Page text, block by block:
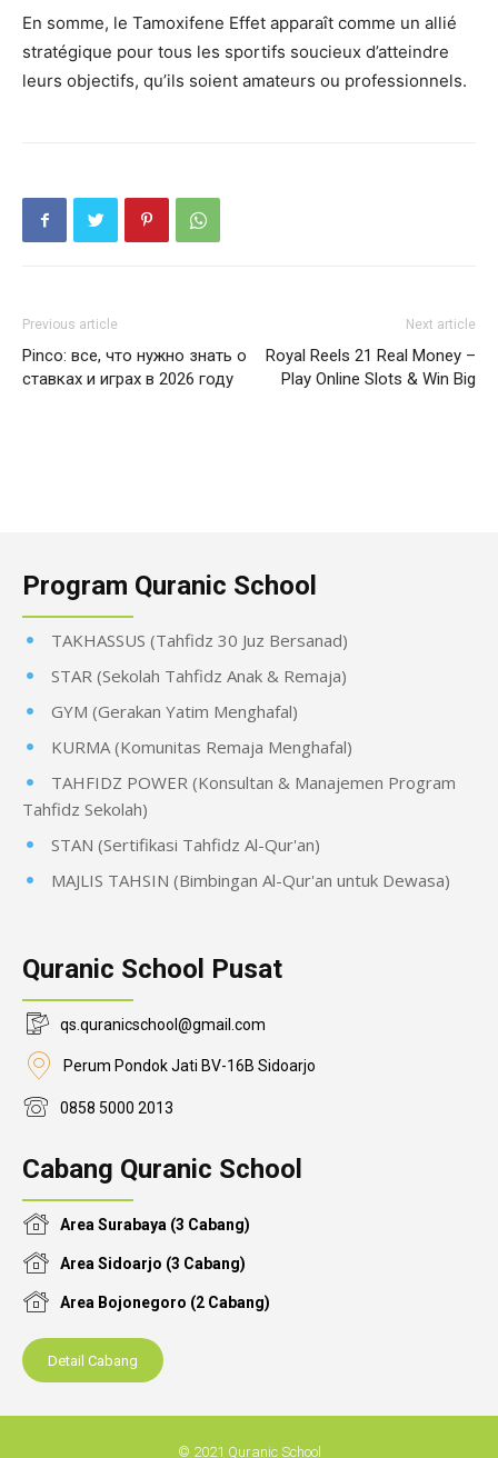
En somme, le Tamoxifene Effet apparaît comme un allié
stratégique pour tous les sportifs soucieux d’atteindre
leurs objectifs, qu’ils soient amateurs ou professionnels.
Previous article
Pinco: все, что нужно знать о
ставках и играх в 2026 году
Next article
Royal Reels 21 Real Money –
Play Online Slots & Win Big
Program Quranic School
TAKHASSUS (Tahfidz 30 Juz Bersanad)
STAR (Sekolah Tahfidz Anak & Remaja)
GYM (Gerakan Yatim Menghafal)
KURMA (Komunitas Remaja Menghafal)
TAHFIDZ POWER (Konsultan & Manajemen Program
Tahfidz Sekolah)
STAN (Sertifikasi Tahfidz Al-Qur'an)
MAJLIS TAHSIN (Bimbingan Al-Qur'an untuk Dewasa)
Quranic School Pusat
qs.quranicschool@gmail.com
Perum Pondok Jati BV-16B Sidoarjo
0858 5000 2013
Cabang Quranic School
Area Surabaya (3 Cabang)
Area Sidoarjo (3 Cabang)
Area Bojonegoro (2 Cabang)
Detail Cabang
© 2021 Quranic School